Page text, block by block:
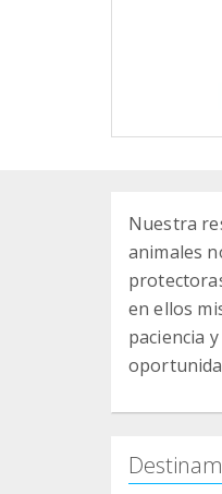
Nuestra
animales
en ellos
paciencia